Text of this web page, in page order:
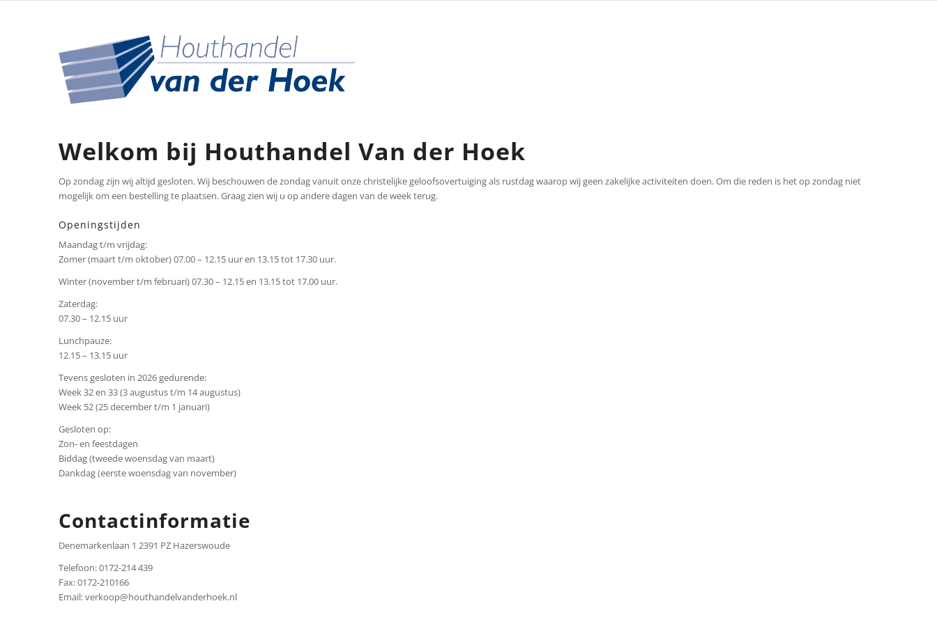
Welkom bij Houthandel Van der Hoek
Op zondag zijn wij altijd gesloten. Wij beschouwen de zondag vanuit onze christelijke geloofsovertuiging als rustdag waarop wij geen zakelijke activiteiten doen. Om die reden is het op zondag niet
mogelijk om een bestelling te plaatsen. Graag zien wij u op andere dagen van de week terug.
Openingstijden
Maandag t/m vrijdag:
Zomer (maart t/m oktober) 07.00 – 12.15 uur en 13.15 tot 17.30 uur.
Winter (november t/m februari) 07.30 – 12.15 en 13.15 tot 17.00 uur.
Zaterdag:
07.30 – 12.15 uur
Lunchpauze:
12.15 – 13.15 uur
Tevens gesloten in 2026 gedurende:
Week 32 en 33 (3 augustus t/m 14 augustus)
Week 52 (25 december t/m 1 januari)
Gesloten op:
Zon- en feestdagen
Biddag (tweede woensdag van maart)
Dankdag (eerste woensdag van november)
Contactinformatie
Denemarkenlaan 1 2391 PZ Hazerswoude
Telefoon: 0172-214 439
Fax: 0172-210166
Email: verkoop@houthandelvanderhoek.nl